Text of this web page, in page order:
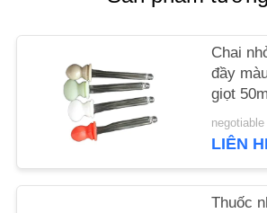
LƯỢNG
HỆ
Chai
đầy
giọt 50ml
LIÊN
Thuốc